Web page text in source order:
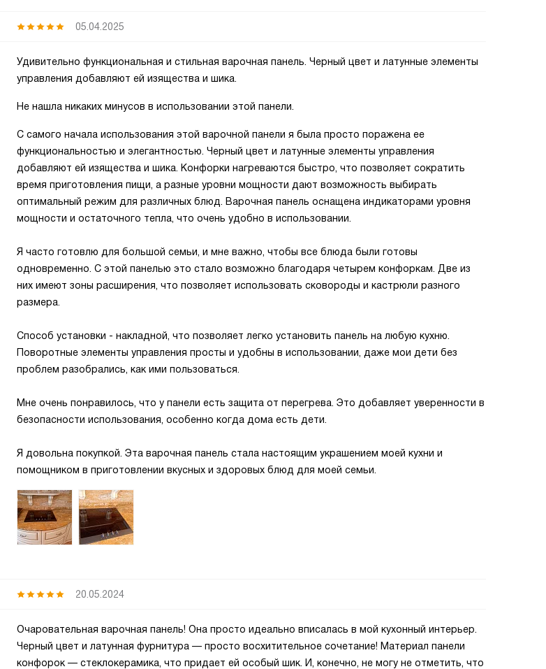
05.04.2025
Удивительно функциональная и стильная варочная панель. Черный цвет и латунные элементы
управления добавляют ей изящества и шика.
Не нашла никаких минусов в использовании этой панели.
С самого начала использования этой варочной панели я была просто поражена ее
функциональностью и элегантностью. Черный цвет и латунные элементы управления
добавляют ей изящества и шика. Конфорки нагреваются быстро, что позволяет сократить
время приготовления пищи, а разные уровни мощности дают возможность выбирать
оптимальный режим для различных блюд. Варочная панель оснащена индикаторами уровня
мощности и остаточного тепла, что очень удобно в использовании.
Я часто готовлю для большой семьи, и мне важно, чтобы все блюда были готовы
одновременно. С этой панелью это стало возможно благодаря четырем конфоркам. Две из
них имеют зоны расширения, что позволяет использовать сковороды и кастрюли разного
размера.
Способ установки - накладной, что позволяет легко установить панель на любую кухню.
Поворотные элементы управления просты и удобны в использовании, даже мои дети без
проблем разобрались, как ими пользоваться.
Мне очень понравилось, что у панели есть защита от перегрева. Это добавляет уверенности в
безопасности использования, особенно когда дома есть дети.
Я довольна покупкой. Эта варочная панель стала настоящим украшением моей кухни и
помощником в приготовлении вкусных и здоровых блюд для моей семьи.
20.05.2024
Очаровательная варочная панель! Она просто идеально вписалась в мой кухонный интерьер.
Черный цвет и латунная фурнитура — просто восхитительное сочетание! Материал панели
конфорок — стеклокерамика, что придает ей особый шик. И, конечно, не могу не отметить, что